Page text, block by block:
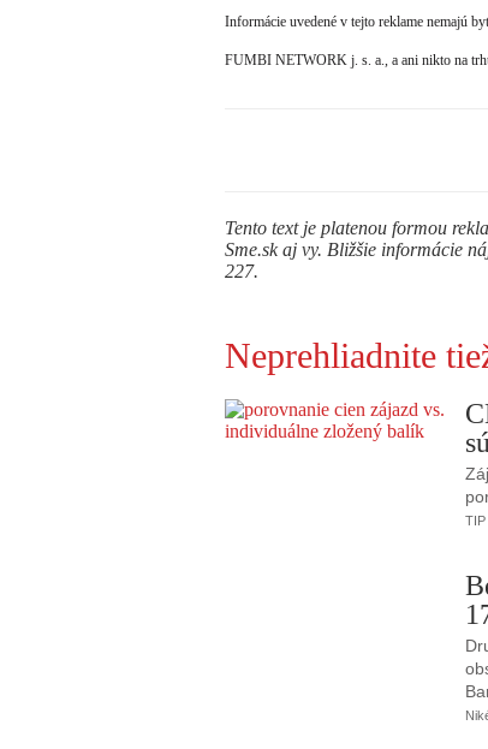
Informácie uvedené v tejto reklame nemajú
FUMBI NETWORK j. s. a., a ani nikto na
Tento text je platenou formou
Sme.sk aj vy. Bližšie informácie
227.
Neprehliadnite
TIP